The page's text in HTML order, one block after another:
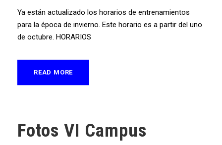
Ya están actualizado los horarios de entrenamientos
para la época de invierno. Este horario es a partir del uno
de octubre. HORARIOS
READ MORE
Fotos VI Campus